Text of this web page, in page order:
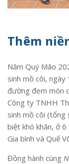
Thêm
Năm Quý Mão
sinh mồ côi, ngày
đường đem món
Công ty TNHH
sinh mồ côi (tổng
biệt khó khăn, ở
Gia bình và Quế
Đồng hành cùng